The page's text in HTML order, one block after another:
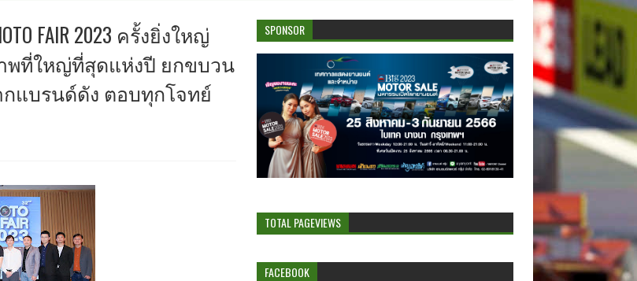
FAIR 2023 ครั้งยิ่งใหญ่
พที่ใหญ่ที่สุดแห่งปี ยกขบวน
แบรนด์ดัง ตอบทุกโจทย์
SPONSOR
TOTAL PAGEVIEWS
FACEBOOK